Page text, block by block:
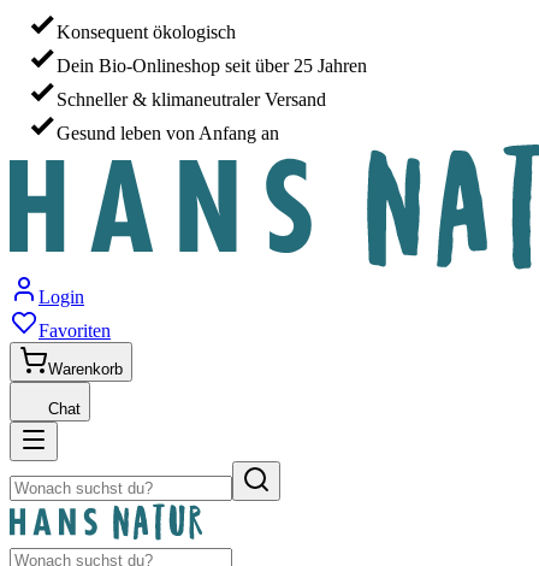
Konsequent ökologisch
Dein Bio-Onlineshop seit über 25 Jahren
Schneller & klimaneutraler Versand
Gesund leben von Anfang an
Login
Favoriten
Warenkorb
Chat